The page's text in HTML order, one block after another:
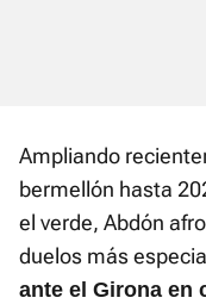
Ampliando
bermellón hasta
el verde, Abdón
duelos más
ante el Girona en